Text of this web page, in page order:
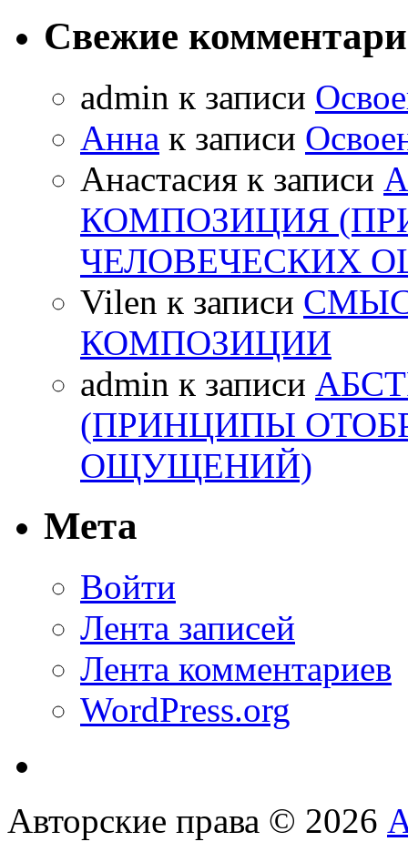
Свежие
admin к записи
Анна к записи
Анастасия к записи
КОМПОЗИЦИЯ
ЧЕЛОВЕЧЕСКИХ
Vilen к записи
КОМПОЗИЦИИ
admin к записи
(ПРИНЦИПЫ
ОЩУЩЕНИЙ)
Мета
Войти
Лента записей
Лента комментариев
WordPress.org
Авторские права © 2026